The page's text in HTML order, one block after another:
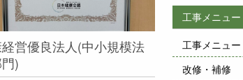
営優良法人(中小規模法
)
工事メニュー
工事メニュー
改修・補修